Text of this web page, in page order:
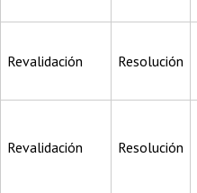
Revalidación Resolución
Revalidación Resolución